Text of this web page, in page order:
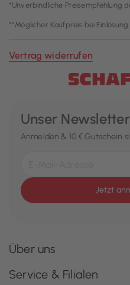
*Unverbindliche Preisempfehlung
**Möglicher Kaufpreis bei
Vertrag widerrufen
Unser Newsletter
Anmelden & 10 € Gutschein
Jetzt
Über uns
Service & Filialen